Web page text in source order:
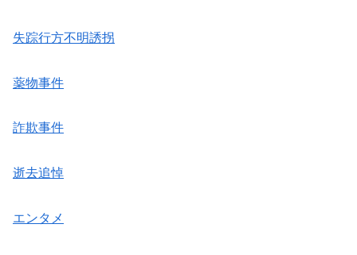
失踪行方不明誘拐
薬物事件
詐欺事件
逝去追悼
エンタメ